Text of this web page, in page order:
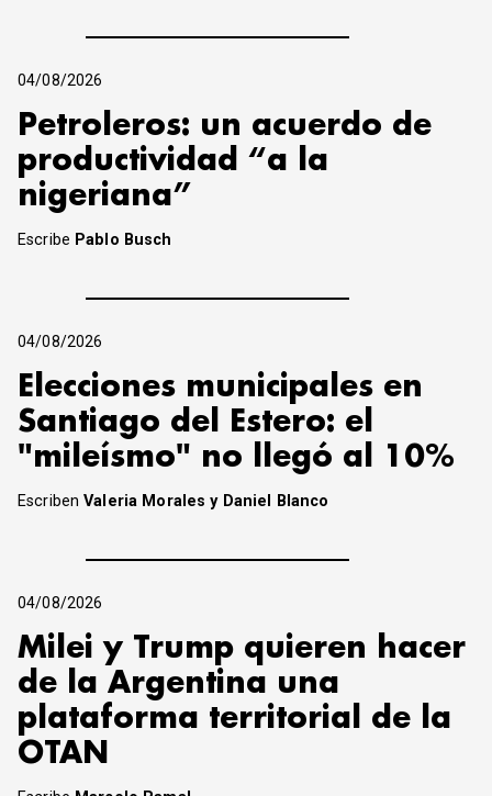
04/08/2026
Petroleros: un acuerdo de
productividad “a la
nigeriana”
Escribe Pablo Busch
04/08/2026
Elecciones municipales en
Santiago del Estero: el
"mileísmo" no llegó al 10%
EscribenValeria Morales y Daniel Blanco
04/08/2026
Milei y Trump quieren hacer
de la Argentina una
plataforma territorial de la
OTAN